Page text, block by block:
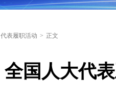
代表履职活动 > 正文
全国人大代